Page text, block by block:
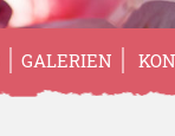
GALERIEN